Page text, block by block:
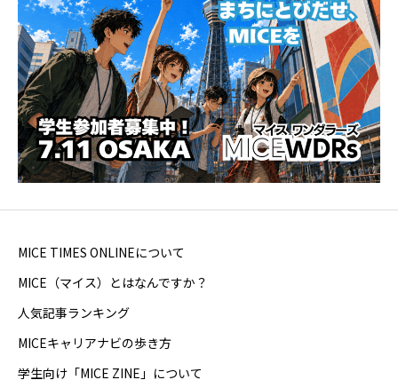
MICE TIMES ONLINEについて
MICE（マイス）とはなんですか？
人気記事ランキング
MICEキャリアナビの歩き方
学生向け「MICE ZINE」について